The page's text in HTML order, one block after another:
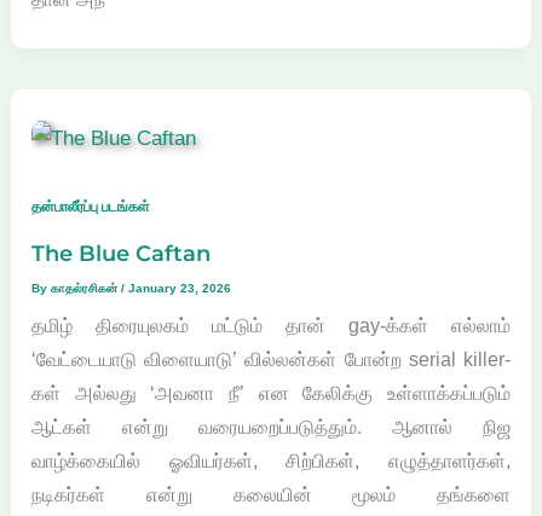
தன்பாலீர்ப்பு படங்கள்
The Blue Caftan
Byகாதல்ரசிகன்/January 23, 2026
தமிழ் திரையுலகம் மட்டும் தான் gay-க்கள் எல்லாம்
‘வேட்டையாடு விளையாடு’ வில்லன்கள் போன்ற serial killer-
கள் அல்லது ‘அவனா நீ’ என கேலிக்கு உள்ளாக்கப்படும்
ஆட்கள் என்று வரையறைப்படுத்தும். ஆனால் நிஜ
வாழ்க்கையில் ஓவியர்கள், சிற்பிகள், எழுத்தாளர்கள்,
நடிகர்கள் என்று கலையின் மூலம் தங்களை